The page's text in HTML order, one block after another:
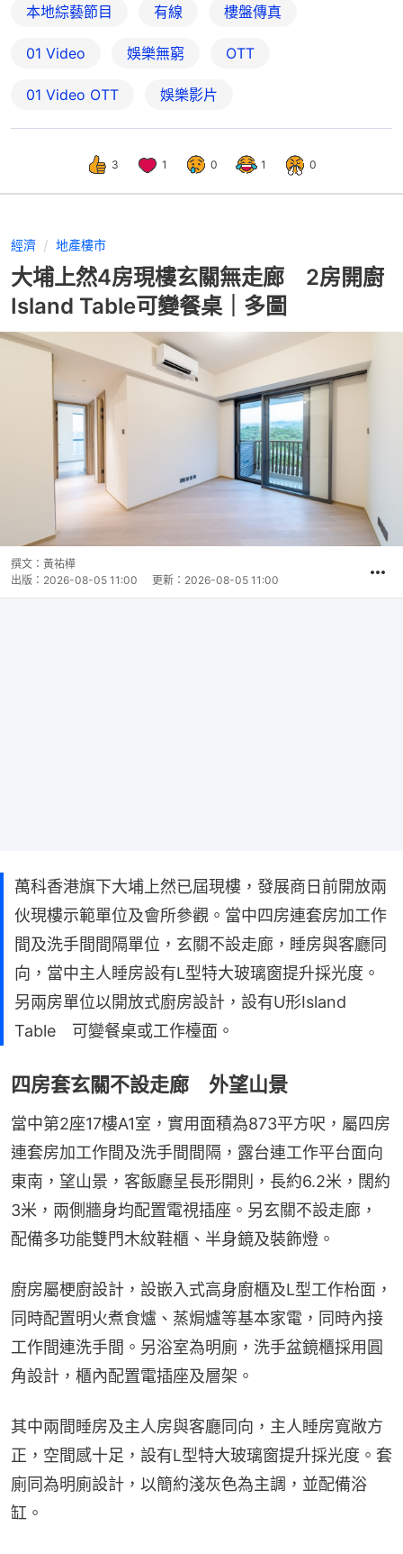
本地綜藝節目 有線 樓盤傳真
01 Video 娛樂無窮 OTT
01‌ ‌Video‌ ‌OTT 娛樂影片
3 1 0 1 0
經濟 地產樓市
大埔上然4房現樓玄關無走廊 2房開廚
Island Table可變餐桌｜多圖
撰文： 黃祐樺
出版： 2026-08-05 11:00 更新： 2026-08-05 11:00
萬科香港旗下大埔上然已屆現樓，發展商日前開放兩
伙現樓示範單位及會所參觀。當中四房連套房加工作
間及洗手間間隔單位，玄關不設走廊，睡房與客廳同
向，當中主人睡房設有L型特大玻璃窗提升採光度。
另兩房單位以開放式廚房設計，設有U形Island
Table 可變餐桌或工作檯面。
四房套玄關不設走廊 外望山景
當中第2座17樓A1室，實用面積為873平方呎，屬四房
連套房加工作間及洗手間間隔，露台連工作平台面向
東南，望山景，客飯廳呈長形開則，長約6.2米，闊約
3米，兩側牆身均配置電視插座。另玄關不設走廊，
配備多功能雙門木紋鞋櫃、半身鏡及裝飾燈。
廚房屬梗廚設計，設嵌入式高身廚櫃及L型工作枱面，
同時配置明火煮食爐、蒸焗爐等基本家電，同時內接
工作間連洗手間。另浴室為明廁，洗手盆鏡櫃採用圓
角設計，櫃內配置電插座及層架。
其中兩間睡房及主人房與客廳同向，主人睡房寬敞方
正，空間感十足，設有L型特大玻璃窗提升採光度。套
廁同為明廁設計，以簡約淺灰色為主調，並配備浴
缸。